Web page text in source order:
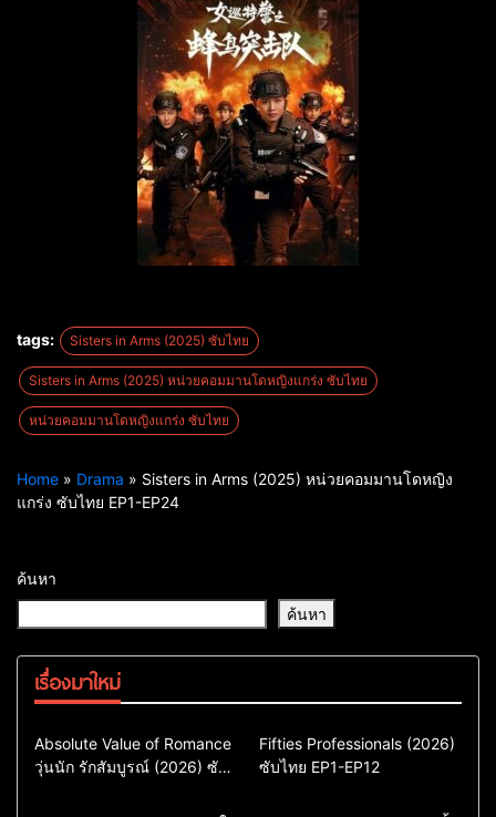
tags: Sisters in Arms (2025) ซับไทย
Sisters in Arms (2025) หน่วยคอมมานโดหญิงแกร่ง ซับไทย
หน่วยคอมมานโดหญิงแกร่ง ซับไทย
Home » Drama » Sisters in Arms (2025) หน่วยคอมมานโดหญิง
แกร่ง ซับไทย EP1-EP24
ค้นหา
ค้นหา
เรื่องมาใหม่
Comedy
Drama
ซีรี่ย์เกาหลี
Absolute Value of Romance
วุ่นนัก รักสัมบูรณ์ (2026) ซับ
Action & Adventure
Comedy
Drama
Fifties Professionals (2026)
ซับไทย EP1-EP12